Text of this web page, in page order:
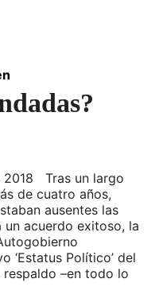
2018 Tras un largo
de cuatro años,
ausentes las
un acuerdo exitoso, la
‘Estatus Político’ del
respaldo –en todo lo